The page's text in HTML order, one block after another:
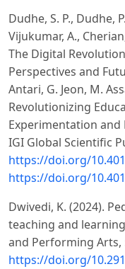
Dudhe, S. P., Dudhe,
Vijukumar, A.,
The Digital
Perspectives and
Antari, G. Jeon, M.
Revolutionizing
Experimentation and
IGI Global Scientific
https://doi.org/
https://doi.org/
Dwivedi, K. (2024).
teaching and
and Performing Arts,
https://doi.org/